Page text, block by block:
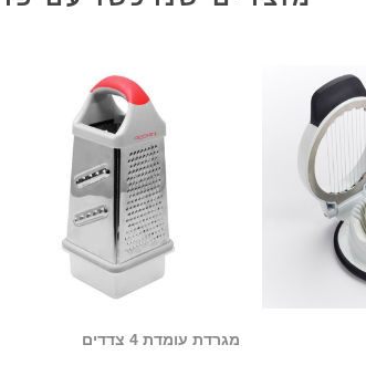
מגרדת עומדת 4 צדדים